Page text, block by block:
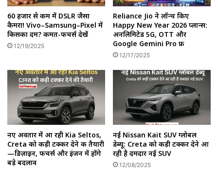
60 हजार से कम में DSLR जैसा
कैमरा! Vivo–Samsung–Pixel में
किसका दम? कीमत-फीचर्स देखें
12/19/2025
Reliance Jio ने लॉन्च किए
Happy New Year 2026 प्लान्स:
अनलिमिटेड 5G, OTT और
Google Gemini Pro फ्री
12/17/2025
नए अवतार में आ रही Kia Seltos,
Creta को कड़ी टक्कर देने की तैयारी
—डिज़ाइन, फीचर्स और इंजन में होंगे
बड़े बदलाव
नई Nissan Kait SUV ग्लोबल
डेब्यू: Creta को कड़ी टक्कर देने आ
रही है दमदार नई SUV
12/08/2025